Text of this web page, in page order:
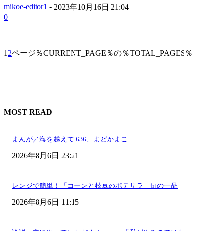
mikoe-editor1 - 2023年10月16日 21:04
0
1 2ページ％CURRENT_PAGE％の％TOTAL_PAGES％
MOST READ
まんが／海を越えて 636、まどかまこ
2026年8月6日 23:21
レンジで簡単！「コーンと枝豆のポテサラ」旬の一品
2026年8月6日 11:15